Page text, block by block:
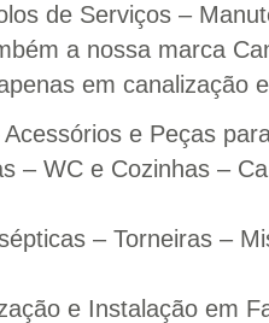
de Serviços –
a nossa marca
em canalização
e Peças
– WC e Cozinhas –
– Torneiras –
e Instalação em